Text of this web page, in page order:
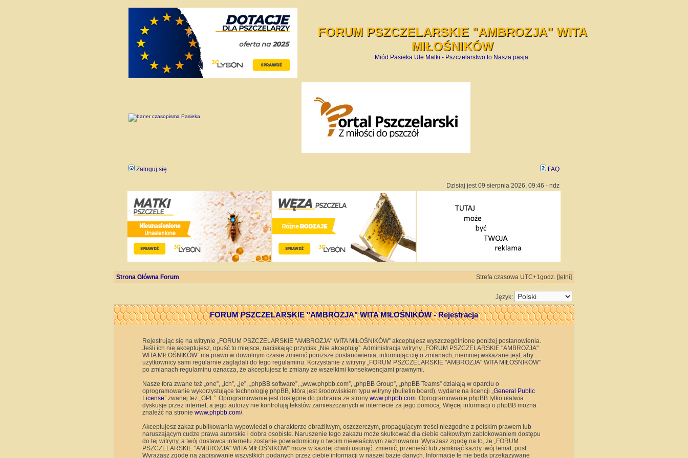
FORUM PSZCZELARSKIE "AMBROZJA" WITA
MIŁOŚNIKÓW
Miód Pasieka Ule Matki - Pszczelarstwo to Nasza pasja.
Zaloguj się FAQ
Dzisiaj jest 09 sierpnia 2026, 09:46 - ndz
Strona Główna Forum Strefa czasowa UTC+1godz. [letni]
Język:
FORUM PSZCZELARSKIE "AMBROZJA" WITA MIŁOŚNIKÓW - Rejestracja
Rejestrując się na witrynie „FORUM PSZCZELARSKIE "AMBROZJA" WITA MIŁOŚNIKÓW” akceptujesz wyszczególnione poniżej postanowienia.
Jeśli ich nie akceptujesz, opuść to miejsce, naciskając przycisk „Nie akceptuję”. Administracja witryny „FORUM PSZCZELARSKIE "AMBROZJA"
WITA MIŁOŚNIKÓW” ma prawo w dowolnym czasie zmienić poniższe postanowienia, informując cię o zmianach, niemniej wskazane jest, aby
użytkownicy sami regularnie zaglądali do tego regulaminu. Korzystanie z witryny „FORUM PSZCZELARSKIE "AMBROZJA" WITA MIŁOŚNIKÓW”
po zmianach regulaminu oznacza, że akceptujesz te zmiany ze wszelkimi konsekwencjami prawnymi.
Nasze fora zwane też „one”, „ich”, „je”, „phpBB software”, „www.phpbb.com”, „phpBB Group”, „phpBB Teams” działają w oparciu o
oprogramowanie wykorzystujące technologię phpBB, która jest środowiskiem typu witryny (bulletin board), wydane na licencji „General Public
License” zwanej też „GPL”. Oprogramowanie jest dostępne do pobrania ze strony www.phpbb.com. Oprogramowanie phpBB tylko ułatwia
dyskusje przez internet, a jego autorzy nie kontrolują tekstów zamieszczanych w internecie za jego pomocą. Więcej informacji o phpBB można
znaleźć na stronie www.phpbb.com/.
Akceptujesz zakaz publikowania wypowiedzi o charakterze obraźliwym, oszczerczym, propagującym treści niezgodne z polskim prawem lub
naruszającym cudze prawa autorskie i dobra osobiste. Naruszenie tego zakazu może skutkować dla ciebie całkowitym zablokowaniem dostępu
do tej witryny, a twój dostawca internetu zostanie powiadomiony o twoim niewłaściwym zachowaniu. Wyrażasz zgodę na to, że „FORUM
PSZCZELARSKIE "AMBROZJA" WITA MIŁOŚNIKÓW” może w każdej chwili usunąć, zmienić, przenieść lub zamknąć każdy twój temat, post.
Wyrażasz zgodę na zapisywanie wszystkich podanych przez ciebie informacji w naszej bazie danych. Informacje te nie będą przekazywane